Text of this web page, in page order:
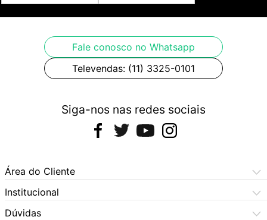
Fale conosco no Whatsapp
Televendas: (11) 3325-0101
Siga-nos nas redes sociais
Área do Cliente
Meus Pedidos
Meus Dados
Institucional
Central de Atendimento
Dúvidas